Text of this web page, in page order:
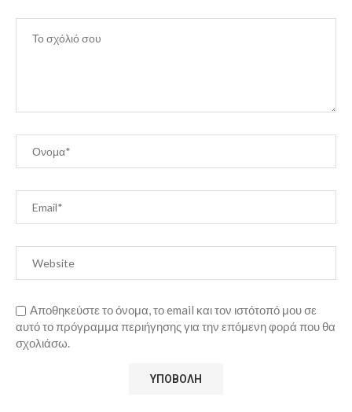
Αποθηκεύστε το όνομα, το email και τον ιστότοπό μου σε
αυτό το πρόγραμμα περιήγησης για την επόμενη φορά που θα
σχολιάσω.